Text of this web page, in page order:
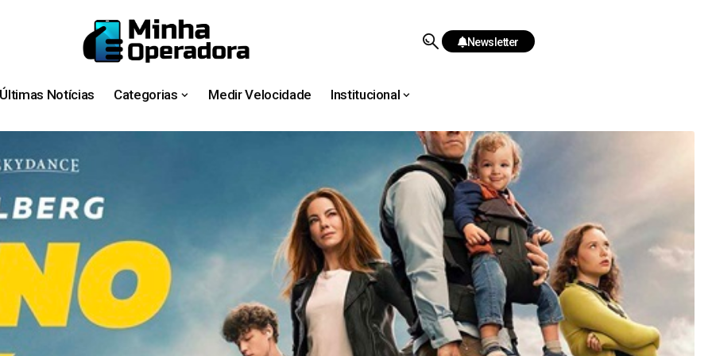
Newsletter
Últimas Notícias Categorias Medir Velocidade Institucional